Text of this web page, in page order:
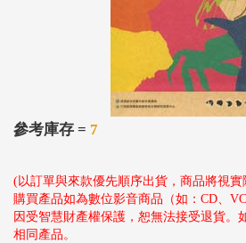
參考庫存 = 7
(以訂單與來款優先順序出貨，商品將視實
購買產品如為數位影音商品（如：CD、
因受智慧財產權保護，恕無法接受退貨。
相同產品。